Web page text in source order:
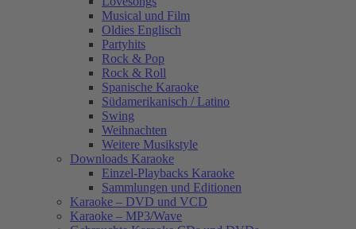
Musical und Film
Oldies Englisch
Partyhits
Rock & Pop
Rock & Roll
Spanische Karaoke
Südamerikanisch / Latino
Swing
Weihnachten
Weitere Musikstyle
Downloads Karaoke
Einzel-Playbacks Karaoke
Sammlungen und Editionen
Karaoke – DVD und VCD
Karaoke – MP3/Wave